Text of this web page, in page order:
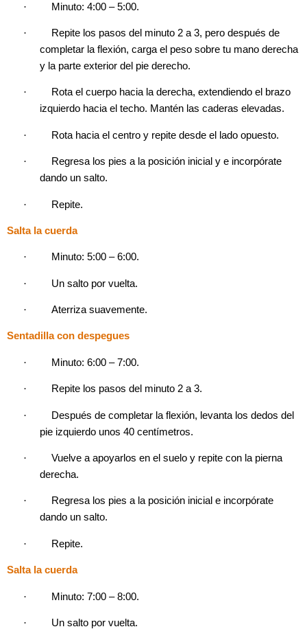
· Minuto: 4:00 – 5:00.
·
Repite los pasos del minuto 2 a 3, pero después de
completar la flexión, carga el peso sobre tu mano derecha
y la parte exterior del pie derecho.
·
Rota el cuerpo hacia la derecha, extendiendo el brazo
izquierdo hacia el techo. Mantén las caderas elevadas.
· Rota hacia el centro y repite desde el lado opuesto.
·
Regresa los pies a la posición inicial y e incorpórate
dando un salto.
· Repite.
Salta la cuerda
· Minuto: 5:00 – 6:00.
· Un salto por vuelta.
· Aterriza suavemente.
Sentadilla con despegues
· Minuto: 6:00 – 7:00.
· Repite los pasos del minuto 2 a 3.
·
Después de completar la flexión, levanta los dedos del
pie izquierdo unos 40 centímetros.
·
Vuelve a apoyarlos en el suelo y repite con la pierna
derecha.
·
Regresa los pies a la posición inicial e incorpórate
dando un salto.
· Repite.
Salta la cuerda
· Minuto: 7:00 – 8:00.
· Un salto por vuelta.